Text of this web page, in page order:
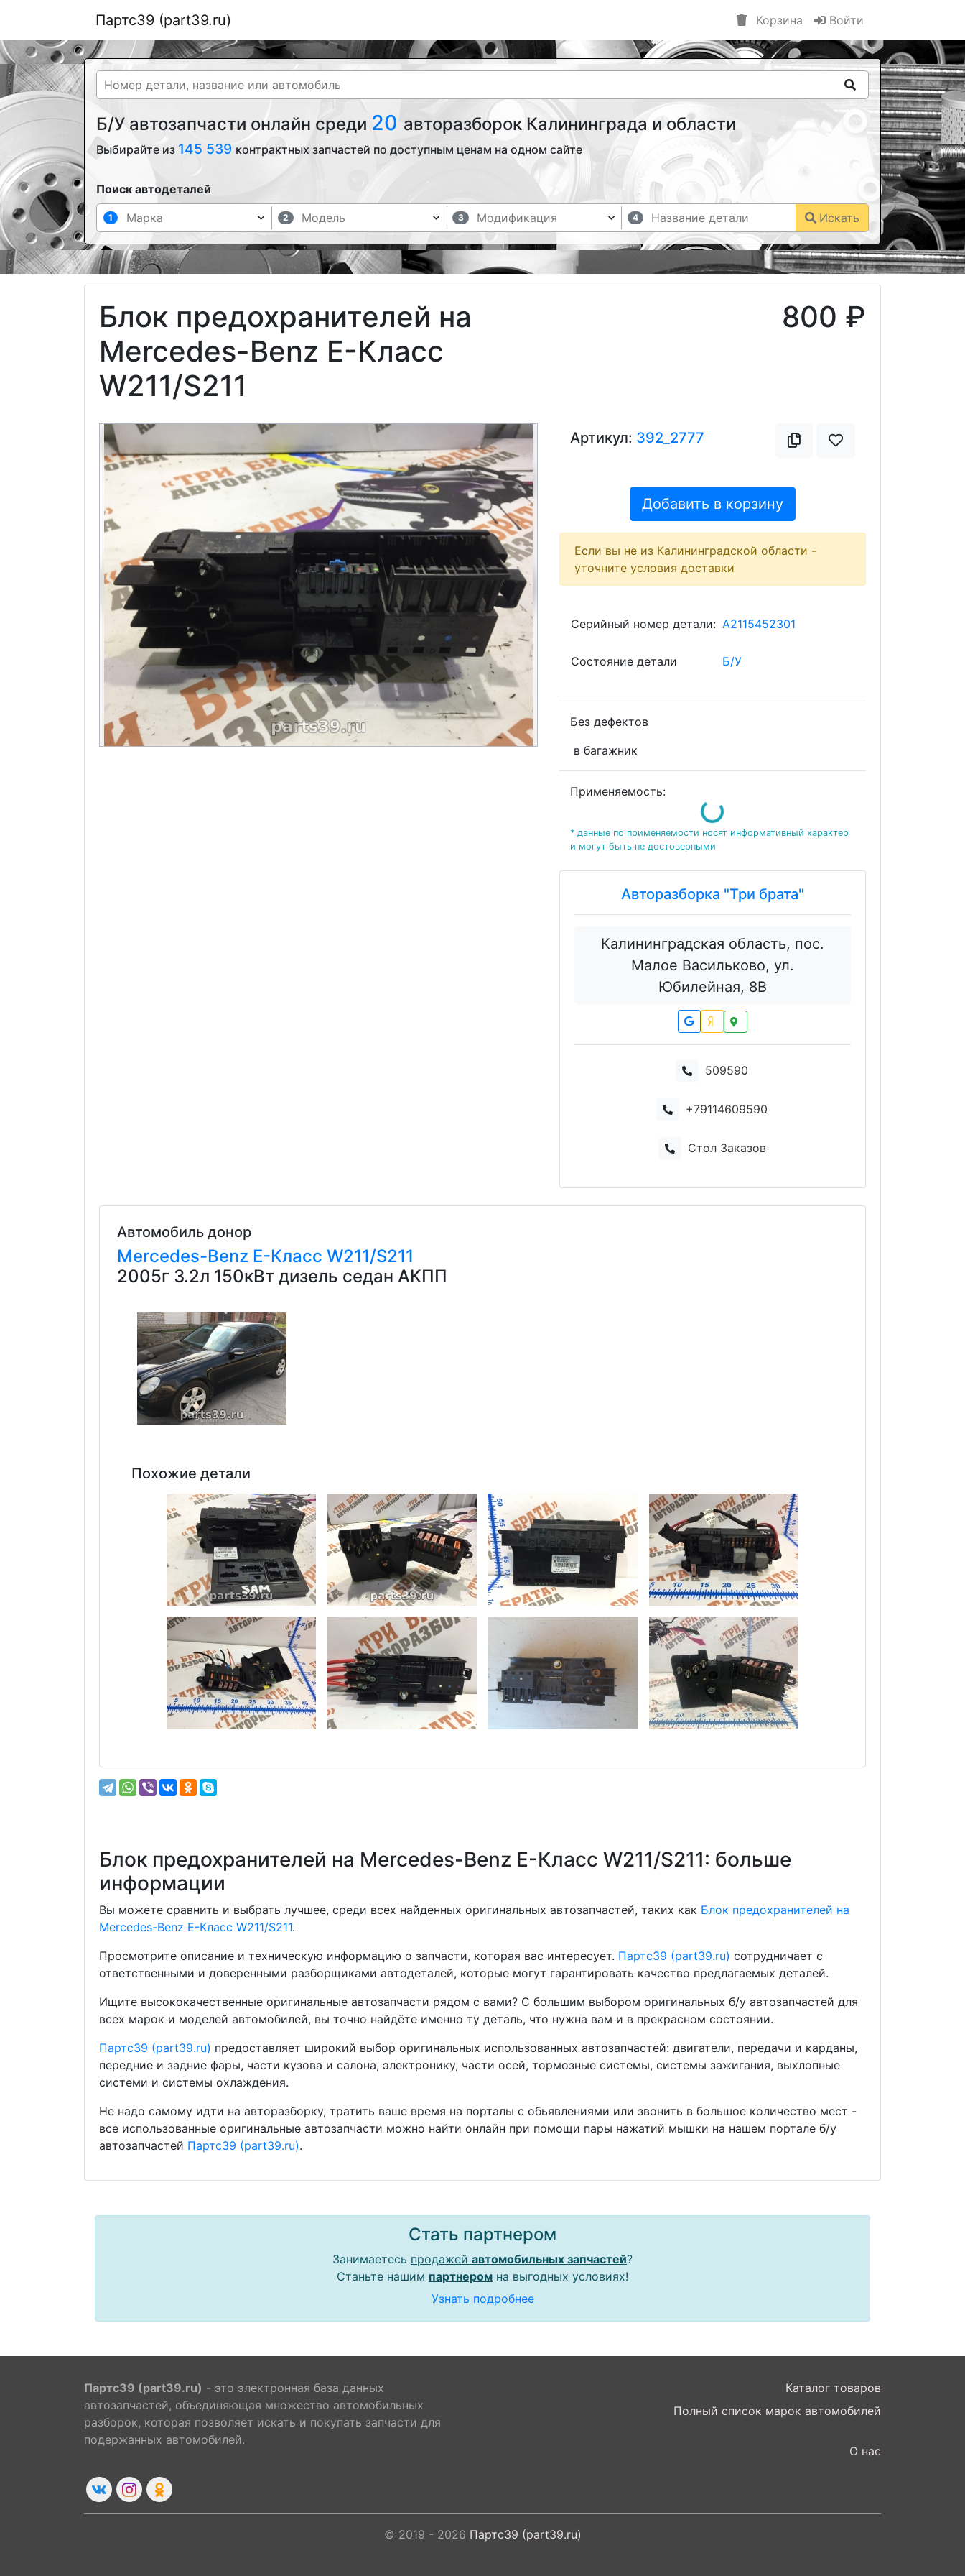
Партс39 (part39.ru) Корзина Войти
Б/У автозапчасти онлайн среди 20 авторазборок Калининграда и области
Выбирайте из 145 539 контрактных запчастей по доступным ценам на одном сайте
Поиск автодеталей
1 2 3 4 Искать
Блок предохранителей на
Mercedes-Benz E-Класс
W211/S211
800 ₽
Артикул: 392_2777
Добавить в корзину
Если вы не из Калининградской области -
уточните условия доставки
Серийный номер детали: A2115452301
Состояние детали Б/У
Без дефектов
в багажник
Применяемость:
Loading...
* данные по применяемости носят информативный характер
и могут быть не достоверными
Авторазборка "Три брата"
Калининградская область, пос.
Малое Васильково, ул.
Юбилейная, 8В
509590
+79114609590
Стол Заказов
Автомобиль донор
Mercedes-Benz E-Класс W211/S211
2005г 3.2л 150кВт дизель седан АКПП
Похожие детали
Блок предохранителей на Mercedes-Benz E-Класс W211/S211: больше
информации
Вы можете сравнить и выбрать лучшее, среди всех найденных оригинальных автозапчастей, таких как Блок предохранителей на
Mercedes-Benz E-Класс W211/S211.
Просмотрите описание и техническую информацию о запчасти, которая вас интересует. Партс39 (part39.ru) сотрудничает с
ответственными и доверенными разборщиками автодеталей, которые могут гарантировать качество предлагаемых деталей.
Ищите высококачественные оригинальные автозапчасти рядом с вами? С большим выбором оригинальных б/у автозапчастей для
всех марок и моделей автомобилей, вы точно найдёте именно ту деталь, что нужна вам и в прекрасном состоянии.
Партс39 (part39.ru) предоставляет широкий выбор оригинальных использованных автозапчастей: двигатели, передачи и карданы,
передние и задние фары, части кузова и салона, электронику, части осей, тормозные системы, системы зажигания, выхлопные
системи и системы охлаждения.
Не надо самому идти на авторазборку, тратить ваше время на порталы с обьявлениями или звонить в большое количество мест -
все использованные оригинальные автозапчасти можно найти онлайн при помощи пары нажатий мышки на нашем портале б/у
автозапчастей Партс39 (part39.ru).
Стать партнером
Занимаетесь продажей автомобильных запчастей?
Станьте нашим партнером на выгодных условиях!
Узнать подробнее
Партс39 (part39.ru) - это электронная база данных
автозапчастей, объединяющая множество автомобильных
разборок, которая позволяет искать и покупать запчасти для
подержанных автомобилей.
Каталог товаров
Полный список марок автомобилей
О нас
© 2019 - 2026 Партс39 (part39.ru)